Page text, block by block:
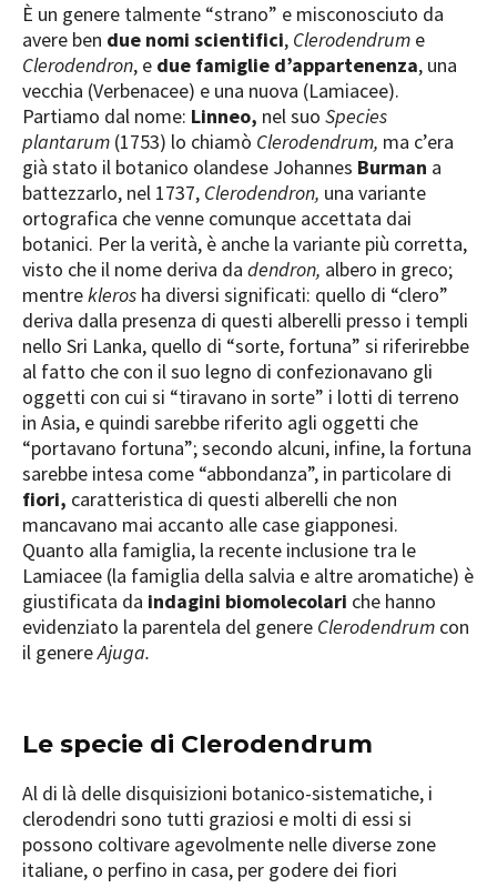
È un genere talmente “strano” e misconosciuto da
avere ben due nomi scientifici, Clerodendrum e
Clerodendron, e due famiglie d’appartenenza, una
vecchia (Verbenacee) e una nuova (Lamiacee).
Partiamo dal nome: Linneo, nel suo Species
plantarum (1753) lo chiamò Clerodendrum, ma c’era
già stato il botanico olandese Johannes Burman a
battezzarlo, nel 1737, Clerodendron, una variante
ortografica che venne comunque accettata dai
botanici. Per la verità, è anche la variante più corretta,
visto che il nome deriva da dendron, albero in greco;
mentrekleros ha diversi significati: quello di “clero”
deriva dalla presenza di questi alberelli presso i templi
nello Sri Lanka, quello di “sorte, fortuna” si riferirebbe
al fatto che con il suo legno di confezionavano gli
oggetti con cui si “tiravano in sorte” i lotti di terreno
in Asia, e quindi sarebbe riferito agli oggetti che
“portavano fortuna”; secondo alcuni, infine, la fortuna
sarebbe intesa come “abbondanza”, in particolare di
fiori, caratteristica di questi alberelli che non
mancavano mai accanto alle case giapponesi.
Quanto alla famiglia, la recente inclusione tra le
Lamiacee (la famiglia della salvia e altre aromatiche) è
giustificata da indagini biomolecolari che hanno
evidenziato la parentela del genere Clerodendrum con
il genereAjuga.
Le specie di Clerodendrum
Al di là delle disquisizioni botanico-sistematiche, i
clerodendri sono tutti graziosi e molti di essi si
possono coltivare agevolmente nelle diverse zone
italiane, o perfino in casa, per godere dei fiori